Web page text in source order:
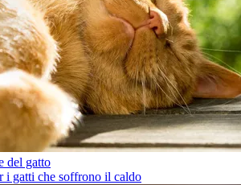
del gatto
i gatti che soffrono il caldo